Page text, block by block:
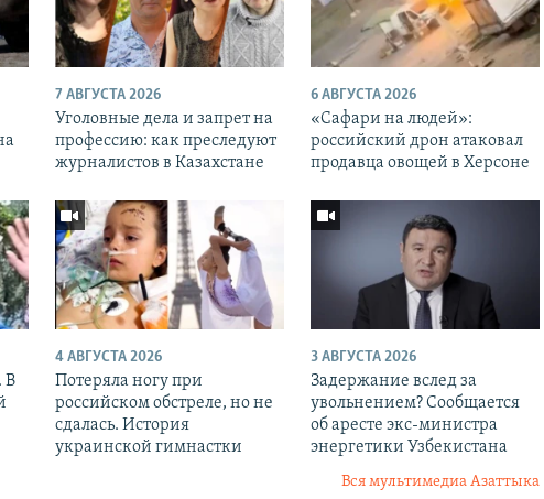
7 АВГУСТА 2026
Уголовные дела и запрет на
профессию: как преследуют
журналистов в Казахстане
6 АВГУСТА 2026
«Cафари на людей»:
российский дрон атаковал
продавца овощей в Херсоне
В
4 АВГУСТА 2026
Потеряла ногу при
российском обстреле, но не
сдалась. История
украинской гимнастки
3 АВГУСТА 2026
Задержание вслед за
увольнением? Сообщается
об аресте экс-министра
энергетики Узбекистана
Вся мультимедиа Азаттыка